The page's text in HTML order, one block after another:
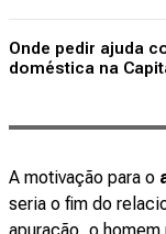
Onde pedir ajuda
doméstica na
A motivação para o
seria o fim do